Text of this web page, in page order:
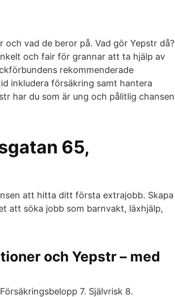
och vad de beror på. Vad gör Yepstr då?
och fair för grannar att ta hjälp av
rekommenderade
inkludera försäkring samt hantera
har du som är ung och pålitlig chansen
65,
att hitta ditt första extrajobb. Skapa
att söka jobb som barnvakt, läxhjälp,
och Yepstr – med
7. Självrisk 8.